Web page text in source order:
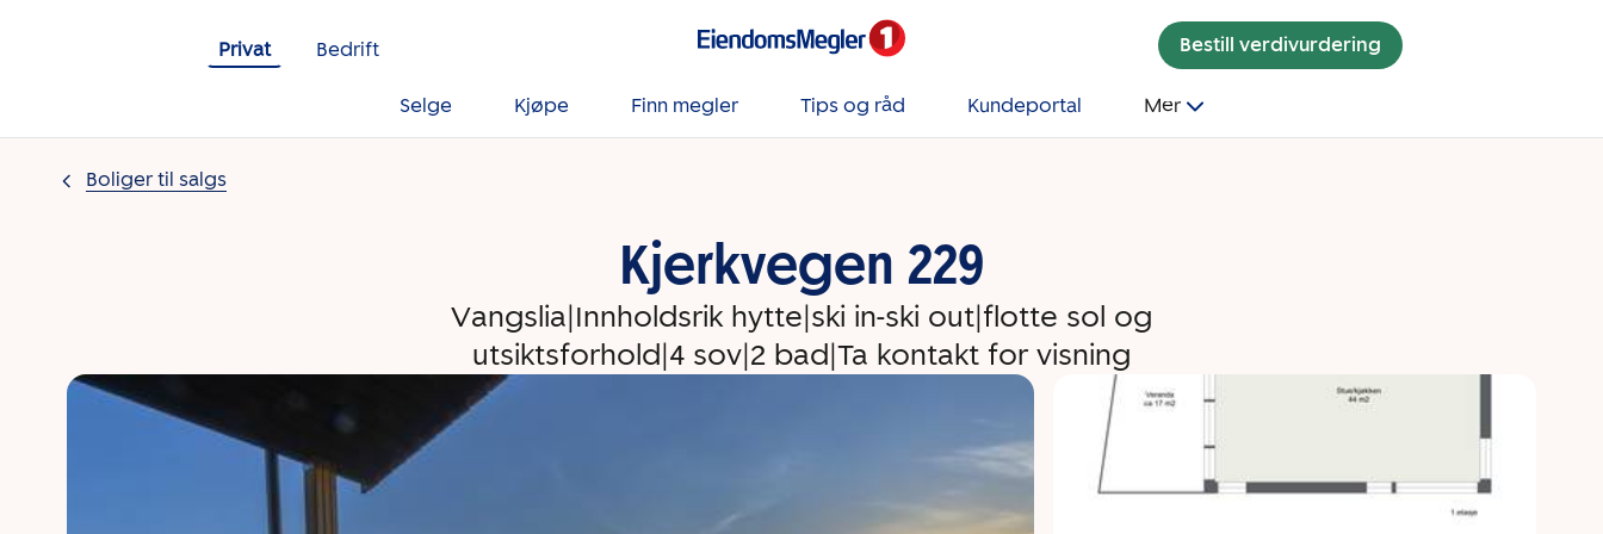
Privat
Bedrift Bestill verdivurdering
Selge Kjøpe Finn megler Tips og råd Kundeportal Mer
Boliger til salgs
Kjerkvegen 229
Vangslia|Innholdsrik hytte|ski in-ski out|flotte sol og
utsiktsforhold|4 sov|2 bad|Ta kontakt for visning